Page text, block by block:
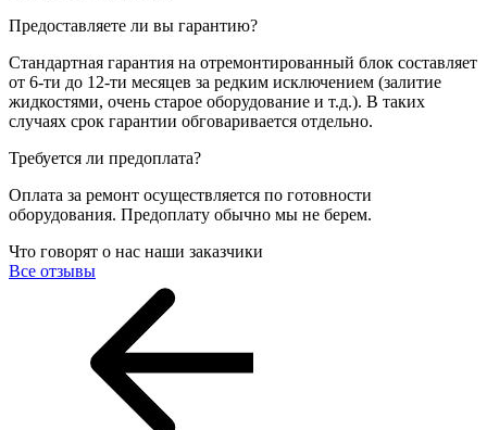
Предоставляете ли вы гарантию?
Стандартная гарантия на отремонтированный блок составляет
от 6-ти до 12-ти месяцев за редким исключением (залитие
жидкостями, очень старое оборудование и т.д.). В таких
случаях срок гарантии обговаривается отдельно.
Требуется ли предоплата?
Оплата за ремонт осуществляется по готовности
оборудования. Предоплату обычно мы не берем.
Что говорят о нас наши заказчики
Все отзывы